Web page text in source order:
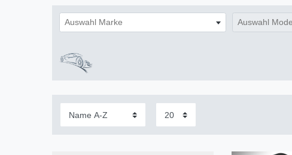
Auswahl Marke Auswahl